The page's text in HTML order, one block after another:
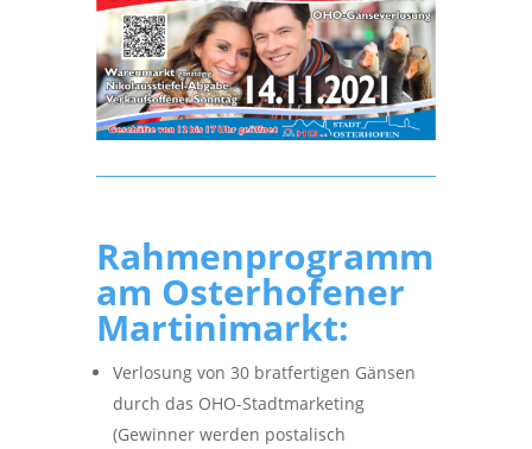
Rahmenprogramm
am Osterhofener
Martinimarkt:
Verlosung von 30 bratfertigen Gänsen
durch das OHO-Stadtmarketing
(Gewinner werden postalisch